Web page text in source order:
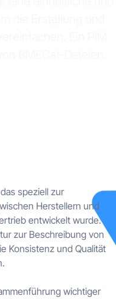
speziell zur
Herstellern und
entwickelt wurde.
zur Beschreibung von
Konsistenz und Qualität
wichtiger